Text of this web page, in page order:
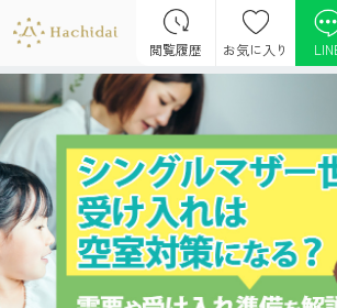
閲覧履歴 お気に入り